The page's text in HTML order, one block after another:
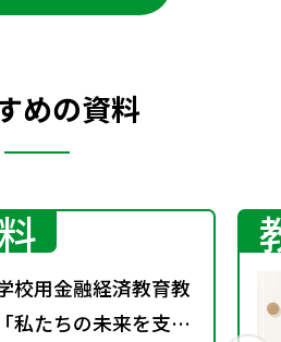
めの資料
校用金融経済教育教
私たちの未来を支え